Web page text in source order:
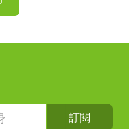
訂閱